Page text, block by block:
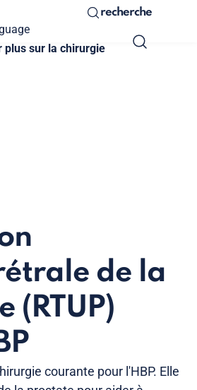
recherche
plus sur la chirurgie
de la
(RTUP)
courante pour l'HBP. Elle